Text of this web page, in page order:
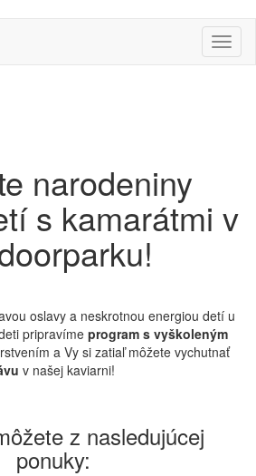
narodeniny
s kamarátmi v
oslavy a neskrotnou energiou detí u
pripravíme program s vyškoleným
a Vy si zatiaľ môžete vychutnať
v našej kaviarni!
z nasledujúcej
ponuky: